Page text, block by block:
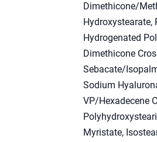
Dimethicone/
Hydroxystearate,
Hydrogenated
Dimethicone
Sebacate/
Sodium
VP/Hexadecene
Myristate,